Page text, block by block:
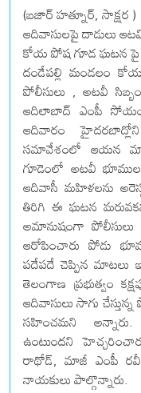
(బజార్ హత్నూర్, సాక్షర )
ఆదివాసులపై దాడులు
కోయ పోష గూడ ఘటన పై
దండేపల్లి మండలం
పోలీసులు , అటవీ
ఆదిలాబాద్ ఎంపీ సోయం
ఆదివారం
సమావేశంలో ఆయన
గూడెంలో అటవీ
ఆదివాసీ మహిళలను
తిరిగి ఈ ఘటన
అమానుషంగా
ఆరోపించారు పోడు
పదేపదే చెప్పిన మాటలు
తెలంగాణ ప్రభుత్వం
ఆదివాసులు సాగు
సహించమని
ఉంటుందని
రాథోడ్, మాజీ ఎంపీ
నాయకులు పాల్గొన్నారు.